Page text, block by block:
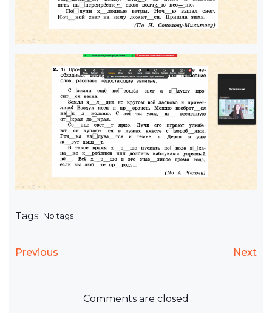
Tags: No tags
Previous Next
Comments are closed